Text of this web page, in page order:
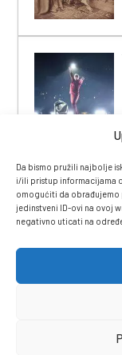
Da bismo pružili najbolje
i/ili pristup informacijama
omogućiti da obrađujemo
jedinstveni ID-ovi na ovoj
negativno uticati na